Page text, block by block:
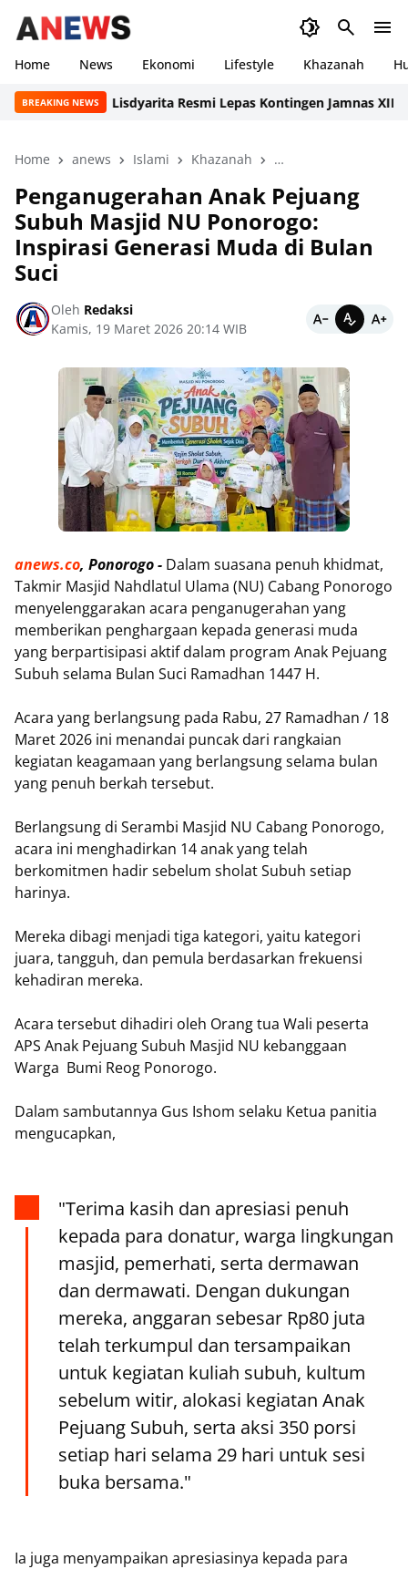
Home News Ekonomi Lifestyle Khazanah
BREAKING NEWSLisdyarita Resmi Lepas Kontingen Jamnas XII
Home anews Islami Khazanah Masjid NU Ponorogo
Penganugerahan Anak Pejuang
Subuh Masjid NU Ponorogo:
Inspirasi Generasi Muda di Bulan
Suci
Oleh Redaksi
Kamis, 19 Maret 2026 20:14 WIB
anews.co, Ponorogo - Dalam suasana penuh khidmat,
Takmir Masjid Nahdlatul Ulama (NU) Cabang Ponorogo
menyelenggarakan acara penganugerahan yang
memberikan penghargaan kepada generasi muda
yang berpartisipasi aktif dalam program Anak Pejuang
Subuh selama Bulan Suci Ramadhan 1447 H.
Acara yang berlangsung pada Rabu, 27 Ramadhan / 18
Maret 2026 ini menandai puncak dari rangkaian
kegiatan keagamaan yang berlangsung selama bulan
yang penuh berkah tersebut.
Berlangsung di Serambi Masjid NU Cabang Ponorogo,
acara ini menghadirkan 14 anak yang telah
berkomitmen hadir sebelum sholat Subuh setiap
harinya.
Mereka dibagi menjadi tiga kategori, yaitu kategori
juara, tangguh, dan pemula berdasarkan frekuensi
kehadiran mereka.
Acara tersebut dihadiri oleh Orang tua Wali peserta
APS Anak Pejuang Subuh Masjid NU kebanggaan
Warga Bumi Reog Ponorogo.
Dalam sambutannya Gus Ishom selaku Ketua panitia
mengucapkan,
"Terima kasih dan apresiasi penuh
kepada para donatur, warga lingkungan
masjid, pemerhati, serta dermawan
dan dermawati. Dengan dukungan
mereka, anggaran sebesar Rp80 juta
telah terkumpul dan tersampaikan
untuk kegiatan kuliah subuh, kultum
sebelum witir, alokasi kegiatan Anak
Pejuang Subuh, serta aksi 350 porsi
setiap hari selama 29 hari untuk sesi
buka bersama."
Ia juga menyampaikan apresiasinya kepada para